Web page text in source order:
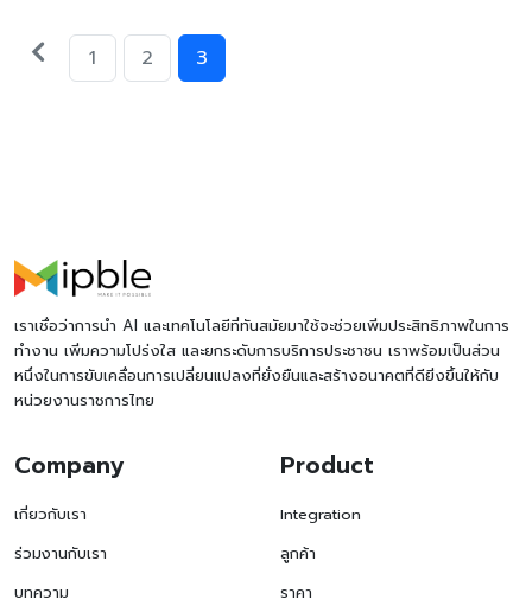
Posts
pagination
Older
posts 1 2 3
เราเชื่อว่าการนำ AI และเทคโนโลยีที่ทันสมัยมาใช้จะช่วยเพิ่มประสิทธิภาพในการ
ทำงาน เพิ่มความโปร่งใส และยกระดับการบริการประชาชน เราพร้อมเป็นส่วน
หนึ่งในการขับเคลื่อนการเปลี่ยนแปลงที่ยั่งยืนและสร้างอนาคตที่ดียิ่งขึ้นให้กับ
หน่วยงานราชการไทย
Company
เกี่ยวกับเรา
ร่วมงานกับเรา
บทความ
Product
Integration
ลูกค้า
ราคา